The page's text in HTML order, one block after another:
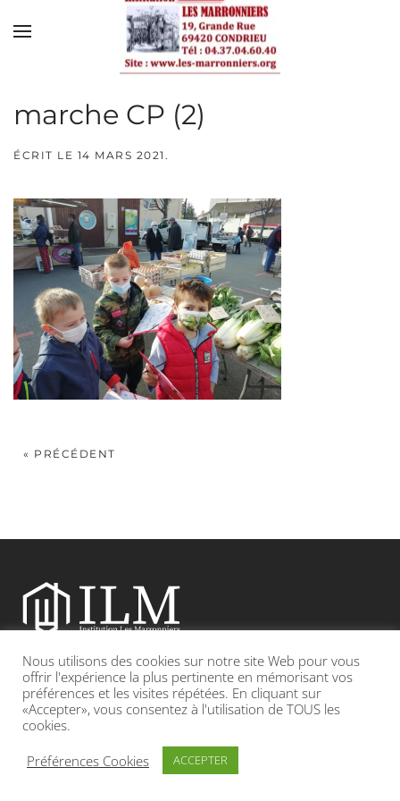
Skip to main content
marche CP (2)
ÉCRIT LE 14 MARS 2021 .
« PRÉCÉDENT
Etablissement catholique sous contrat d’association avec l’Etat
Adresse : 19, Grande rue 69420 CONDRIEU
INFOS LÉGALES POLITIQUE DE CONFIDENTIALITÉ
Nous utilisons des cookies sur notre site Web pour vous
offrir l'expérience la plus pertinente en mémorisant vos
préférences et les visites répétées. En cliquant sur
«Accepter», vous consentez à l'utilisation de TOUS les
cookies.
Préférences Cookies
ACCEPTER